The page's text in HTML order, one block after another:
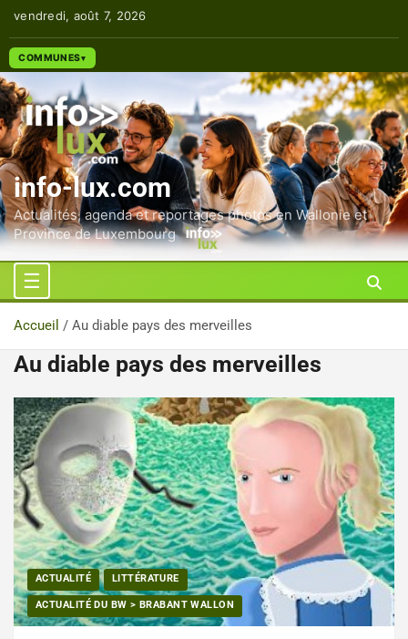
contenu
vendredi, août 7, 2026
COMMUNES
info-lux.com
Actualités, agenda et reportages photos en Wallonie et
Province de Luxembourg
Accueil Au diable pays des merveilles
Au diable pays des merveilles
ACTUALITÉ LITTÉRATURE
ACTUALITÉ DU BW > BRABANT WALLON